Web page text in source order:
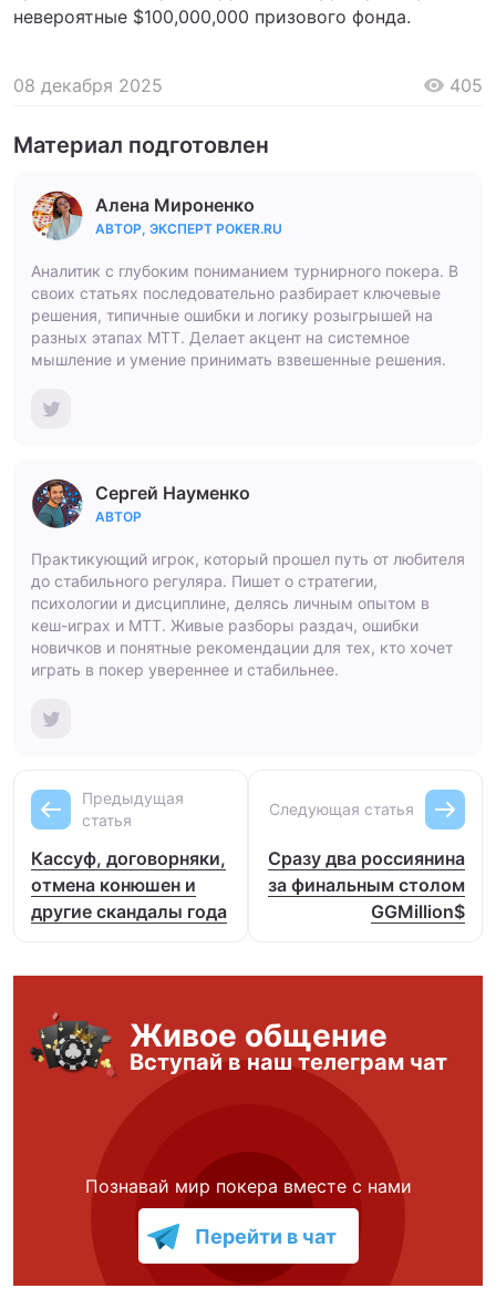
невероятные $100,000,000 призового фонда.
08 декабря 2025 405
Материал подготовлен
Алена Мироненко
АВТОР, ЭКСПЕРТ POKER.RU
Аналитик с глубоким пониманием турнирного покера. В
своих статьях последовательно разбирает ключевые
решения, типичные ошибки и логику розыгрышей на
разных этапах МТТ. Делает акцент на системное
мышление и умение принимать взвешенные решения.
Сергей Науменко
АВТОР
Практикующий игрок, который прошел путь от любителя
до стабильного регуляра. Пишет о стратегии,
психологии и дисциплине, делясь личным опытом в
кеш-играх и МТТ. Живые разборы раздач, ошибки
новичков и понятные рекомендации для тех, кто хочет
играть в покер увереннее и стабильнее.
Предыдущая
статья
Кассуф, договорняки,
отмена конюшен и
другие скандалы года
Следующая статья
Сразу два россиянина
за финальным столом
GGMillion$
Живое общение
Вступай в наш телеграм чат
Познавай мир покера вместе с нами
Перейти в чат